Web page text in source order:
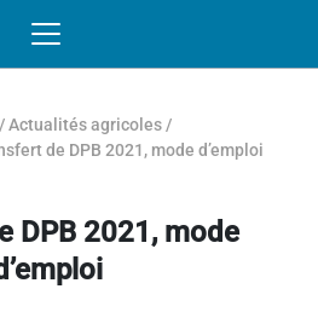
/Actualités agricoles /
de DPB 2021, mode d’emploi
DPB 2021, mode